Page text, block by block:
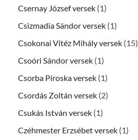
Csernay József versek (1)
Csizmadia Sándor versek (1)
Csokonai Vitéz Mihály versek (15)
Csoóri Sándor versek (1)
Csorba Piroska versek (1)
Csordás Zoltán versek (2)
Csukás István versek (1)
Czéhmester Erzsébet versek (1)